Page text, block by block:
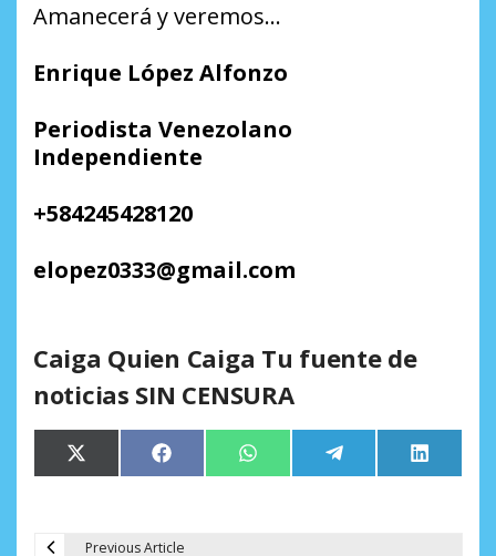
Amanecerá y veremos…
Enrique López Alfonzo
Periodista Venezolano
Independiente
+584245428120
elopez0333@gmail.com
Caiga Quien Caiga Tu fuente de
noticias SIN CENSURA
Compartir
en
X
(Twitter)
Compartir
en
Facebook Compartir
en
WhatsApp Compartir
en
Telegram
en
LinkedIn
Previous Article